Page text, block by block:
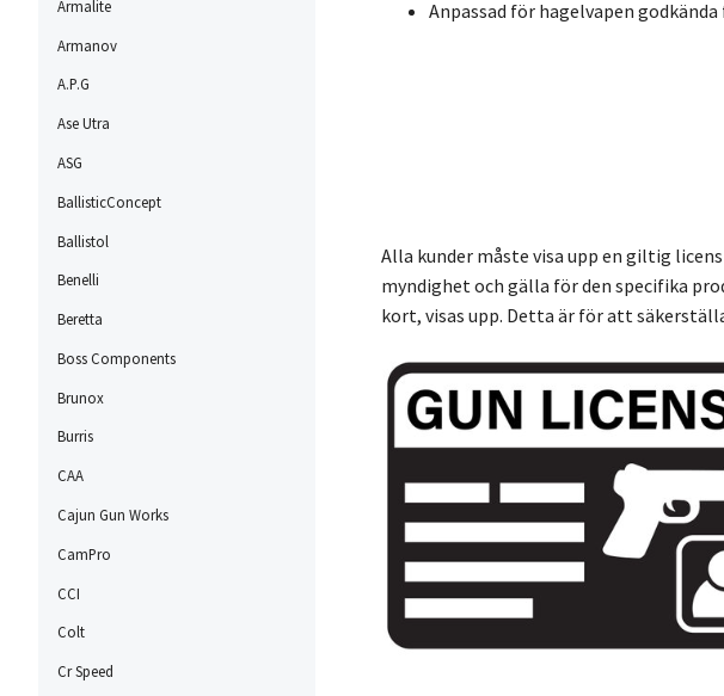
Armalite
Armanov
A.P.G
Ase Utra
ASG
BallisticConcept
Ballistol
Benelli
Beretta
Boss Components
Brunox
Burris
CAA
Cajun Gun Works
CamPro
CCI
Colt
Cr Speed
Anpassad för hagelvapen
Alla kunder måste visa upp en giltig
myndighet och gälla för den specifika
kort, visas upp. Detta är för att